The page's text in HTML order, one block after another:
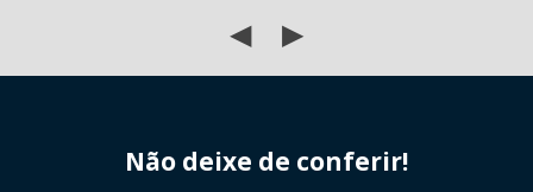
◀ ▶
Não deixe de conferir!